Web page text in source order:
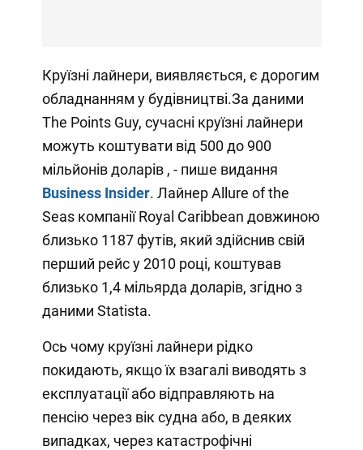
Круїзні лайнери, виявляється, є дорогим
обладнанням у будівництві.За даними
The Points Guy, сучасні круїзні лайнери
можуть коштувати від 500 до 900
мільйонів доларів , - пише видання
Business Insider. Лайнер Allure of the
Seas компанії Royal Caribbean довжиною
близько 1187 футів, який здійснив свій
перший рейс у 2010 році, коштував
близько 1,4 мільярда доларів, згідно з
даними Statista.
Ось чому круїзні лайнери рідко
покидають, якщо їх взагалі виводять з
експлуатації або відправляють на
пенсію через вік судна або, в деяких
випадках, через катастрофічні